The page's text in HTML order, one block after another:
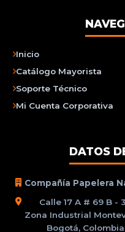
Inicio
Catálogo Mayorista
Soporte Técnico
Mi Cuenta Corporativa
DATOS
Compañía Papelera
Calle 17 A # 69 B -
Zona Industrial
Bogotá, Colombia